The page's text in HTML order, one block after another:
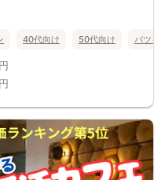
40代向け 50代向け バツイ